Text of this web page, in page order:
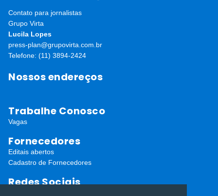
Contato para jornalistas
Grupo Virta
Lucila Lopes
press-plan@grupovirta.com.br
Telefone: (11) 3894-2424
Nossos endereços
Trabalhe Conosco
Vagas
Fornecedores
Editais abertos
Cadastro de Fornecedores
Redes Sociais